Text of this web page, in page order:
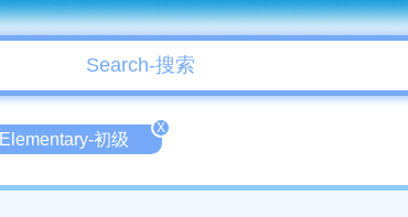
Elementary-初级
X